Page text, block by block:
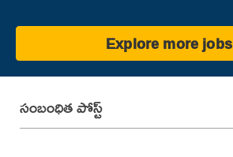
Explore more jobs
సంబంధిత పోస్ట్